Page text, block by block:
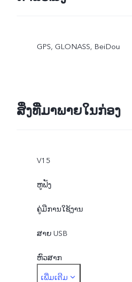
GPS, GLONASS, BeiDou
ສິ່ງທີ່ມາພາຍໃນກ່ອງ
V15
ຫູຟັງ
ຄູ່ມືການໃຊ້ງານ
ສາຍ USB
ຫົວສາກ
ເພີ່ມເຕີມ